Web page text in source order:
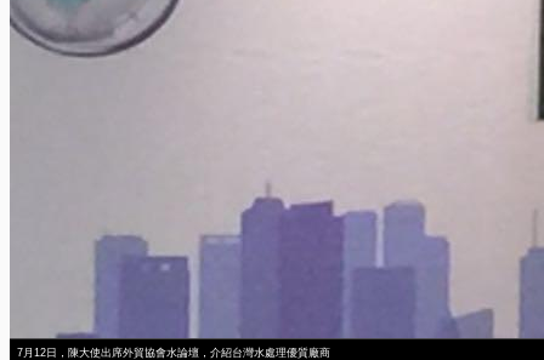
7月12日，陳大使出席外貿協會水論壇，介紹台灣水處理優質廠商